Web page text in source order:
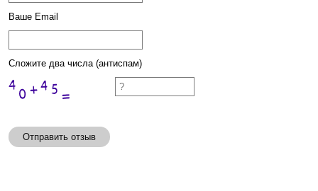
Ваше Email
Сложите два числа (антиспам)
Отправить отзыв